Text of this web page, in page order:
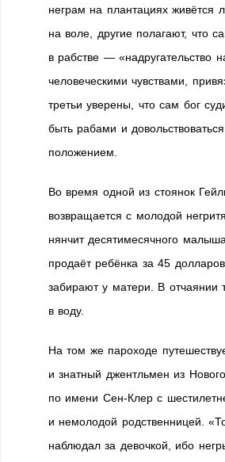
неграм на плантациях живётся
на воле, другие полагают, что
в рабстве — «надругательство
человеческими чувствами,
третьи уверены, что сам бог
быть рабами и
положением.
Во время одной из стоянок
возвращается с молодой
нянчит десятимесячного
продаёт ребёнка за 45
забирают у матери. В отчаянии
в воду.
На том же пароходе
и знатный джентльмен из
по имени Сен-Клер с
и немолодой родственницей.
наблюдал за девочкой, ибо